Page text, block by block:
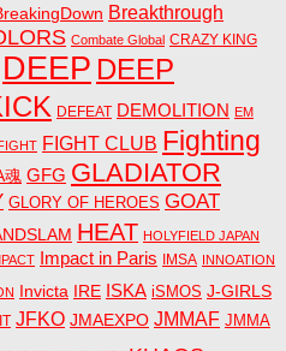
Breakthrough
Combate Global CRAZY KING
DEEP DEEP
DEFEAT DEMOLITION EM
FIGHT CLUB Fighting
魂 GFG GLADIATOR
GLORY OF HEROES GOAT
HEAT HOLYFIELD JAPAN
Impact in Paris IMSA INNOATION
Invicta IRE ISKA iSMOS J-GIRLS
JFKO JMAEXPO JMMAF JMMA